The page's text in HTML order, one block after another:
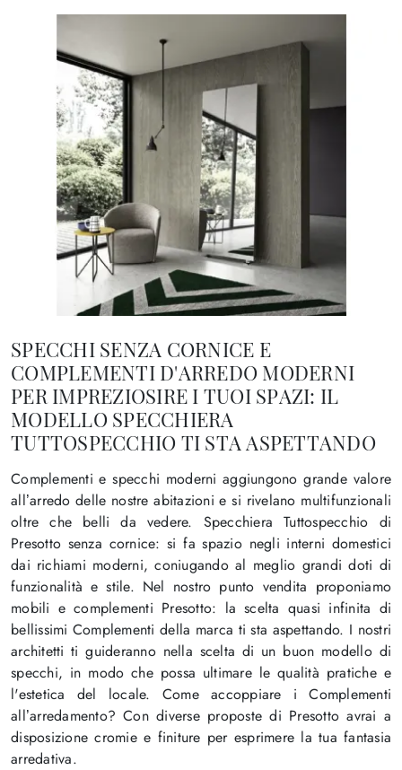
SPECCHI SENZA CORNICE E
COMPLEMENTI D'ARREDO MODERNI
PER IMPREZIOSIRE I TUOI SPAZI: IL
MODELLO SPECCHIERA
TUTTOSPECCHIO TI STA ASPETTANDO
Complementi e specchi moderni aggiungono grande valore
all’arredo delle nostre abitazioni e si rivelano multifunzionali
oltre che belli da vedere. Specchiera Tuttospecchio di
Presotto senza cornice: si fa spazio negli interni domestici
dai richiami moderni, coniugando al meglio grandi doti di
funzionalità e stile. Nel nostro punto vendita proponiamo
mobili e complementi Presotto: la scelta quasi infinita di
bellissimi Complementi della marca ti sta aspettando. I nostri
architetti ti guideranno nella scelta di un buon modello di
specchi, in modo che possa ultimare le qualità pratiche e
l'estetica del locale. Come accoppiare i Complementi
all’arredamento? Con diverse proposte di Presotto avrai a
disposizione cromie e finiture per esprimere la tua fantasia
arredativa.